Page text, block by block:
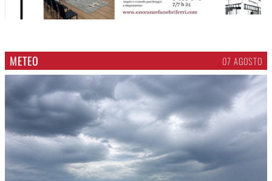
METEO 07 AGOSTO